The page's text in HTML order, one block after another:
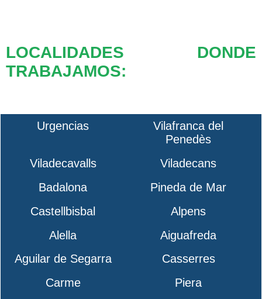
LOCALIDADES DONDE
TRABAJAMOS:
Urgencias
Vilafranca del
Penedès
Viladecavalls
Viladecans
Badalona
Pineda de Mar
Castellbisbal
Alpens
Alella
Aiguafreda
Aguilar de Segarra
Casserres
Carme
Piera